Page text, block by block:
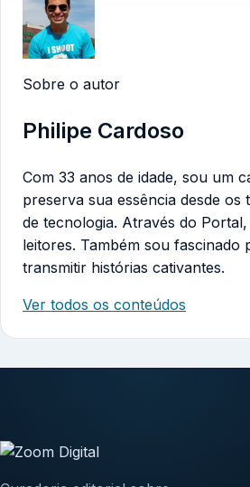
Sobre o autor
Philipe Cardoso
Com 33 anos de idade, sou um
preserva sua essência desde
de tecnologia. Através do
leitores. Também sou
transmitir histórias cativantes.
Ver todos os conteúdos